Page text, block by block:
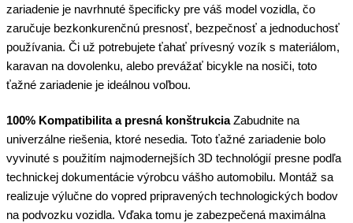
zariadenie je navrhnuté špecificky pre váš model vozidla, čo
zaručuje bezkonkurenčnú presnosť, bezpečnosť a jednoduchosť
používania. Či už potrebujete ťahať prívesný vozík s materiálom,
karavan na dovolenku, alebo prevážať bicykle na nosiči, toto
ťažné zariadenie je ideálnou voľbou.
100% Kompatibilita a presná konštrukciaZabudnite na
univerzálne riešenia, ktoré nesedia. Toto ťažné zariadenie bolo
vyvinuté s použitím najmodernejších 3D technológií presne podľa
technickej dokumentácie výrobcu vášho automobilu. Montáž sa
realizuje výlučne do vopred pripravených technologických bodov
na podvozku vozidla. Vďaka tomu je zabezpečená maximálna